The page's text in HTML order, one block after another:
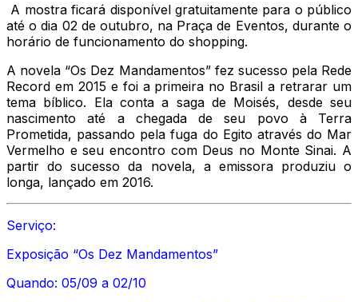
A mostra ficará disponível gratuitamente para o público
até o dia 02 de outubro, na Praça de Eventos, durante o
horário de funcionamento do shopping.
A novela “Os Dez Mandamentos” fez sucesso pela Rede
Record em 2015 e foi a primeira no Brasil a retrarar um
tema bíblico. Ela conta a saga de Moisés, desde seu
nascimento até a chegada de seu povo à Terra
Prometida, passando pela fuga do Egito através do Mar
Vermelho e seu encontro com Deus no Monte Sinai. A
partir do sucesso da novela, a emissora produziu o
longa, lançado em 2016.
Serviço:
Exposição “Os Dez Mandamentos”
Quando: 05/09 a 02/10